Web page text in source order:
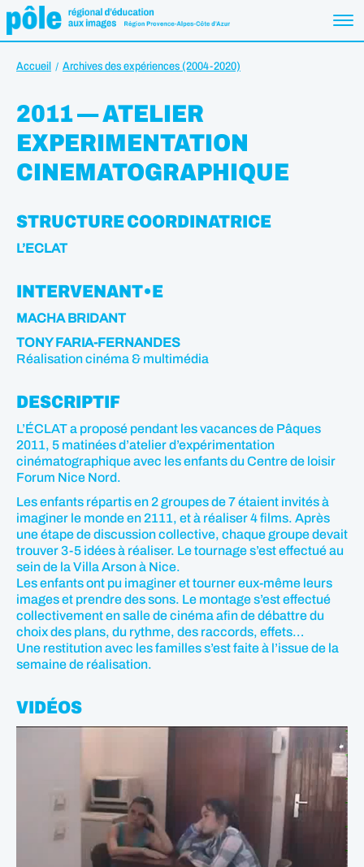
Accueil Archives des expériences (2004-2020)
2011 — ATELIER
EXPERIMENTATION
CINEMATOGRAPHIQUE
STRUCTURE COORDINATRICE
L’ECLAT
INTERVENANT•E
MACHA BRIDANT
TONY FARIA-FERNANDES
Réalisation cinéma & multimédia
DESCRIPTIF
L’ÉCLAT a proposé pendant les vacances de Pâques
2011, 5 matinées d’atelier d’expérimentation
cinématographique avec les enfants du Centre de loisir
Forum Nice Nord.
Les enfants répartis en 2 groupes de 7 étaient invités à
imaginer le monde en 2111, et à réaliser 4 films. Après
une étape de discussion collective, chaque groupe devait
trouver 3-5 idées à réaliser. Le tournage s’est effectué au
sein de la Villa Arson à Nice.
Les enfants ont pu imaginer et tourner eux-même leurs
images et prendre des sons. Le montage s’est effectué
collectivement en salle de cinéma afin de débattre du
choix des plans, du rythme, des raccords, effets…
Une restitution avec les familles s’est faite à l’issue de la
semaine de réalisation.
VIDÉOS